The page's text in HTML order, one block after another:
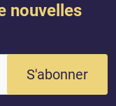
nouvelles
S'abonner